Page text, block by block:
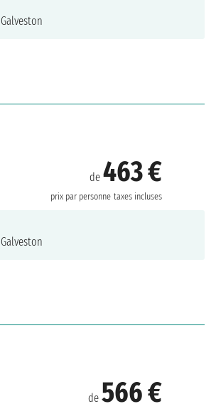
Galveston
de463 €
prix par personne taxes incluses
Galveston
de566 €